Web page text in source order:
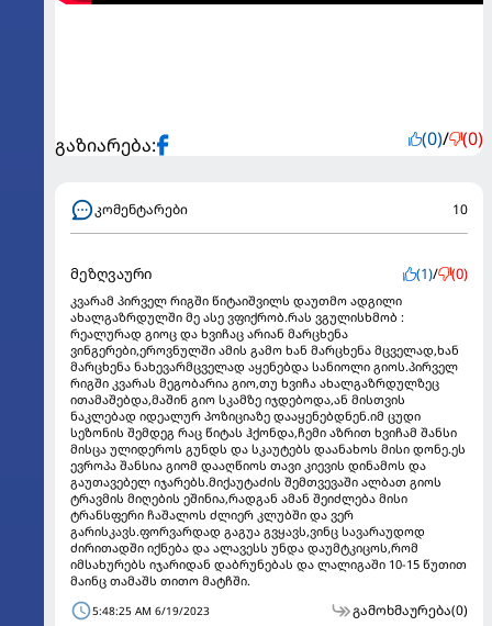
გაზიარება: (0)/ (0)
კომენტარები 10
მეზღვაური (1)/ (0)
კვარამ პირველ რიგში წიტაიშვილს დაუთმო ადგილი
ახალგაზრდულში მე ასე ვფიქრობ.რას ვგულისხმობ :
რეალურად გიოც და ხვიჩაც არიან მარცხენა
ვინგერები,ეროვნულში ამის გამო ხან მარცხენა მცველად,ხან
მარცხენა ნახევარმცველად აყენებდა სანიოლი გიოს.პირველ
რიგში კვარას მეგობარია გიო,თუ ხვიჩა ახალგაზრდულზეც
ითამაშებდა,მაშინ გიო სკამზე იჯდებოდა,ან მისთვის
ნაკლებად იდეალურ პოზიციაზე დააყენებდნენ.იმ ცუდი
სეზონის შემდეგ რაც წიტას ჰქონდა,ჩემი აზრით ხვიჩამ შანსი
მისცა ულიდეროს გუნდს და სკაუტებს დაანახოს მისი დონე.ეს
ევროპა შანსია გიომ დააღწიოს თავი კიევის დინამოს და
გაუთავებელ იჯარებს.მიქაუტაძის შემთვევაში ალბათ გიოს
ტრავმის მიღების ეშინია,რადგან ამან შეიძლება მისი
ტრანსფერი ჩაშალოს ძლიერ კლუბში და ვერ
გარისკავს.ფორვარდად გაგუა გვყავს,ვინც სავარაუდოდ
ძირითადში იქნება და ალავესს უნდა დაუმტკიცოს,რომ
იმსახურებს იჯარიდან დაბრუნებას და ლალიგაში 10-15 წუთით
მაინც თამაშს თითო მატჩში.
5:48:25 AM 6/19/2023 გამოხმაურება(0)